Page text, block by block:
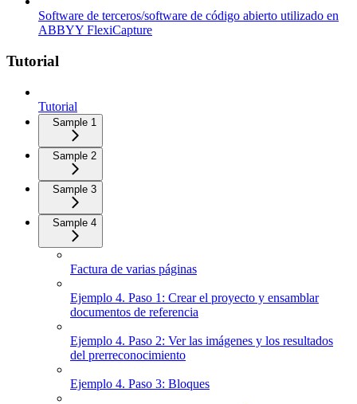
Software de terceros/software de código abierto utilizado en
ABBYY FlexiCapture
Tutorial
Tutorial
Sample 1
Sample 2
Sample 3
Sample 4
Factura de varias páginas
Ejemplo 4. Paso 1: Crear el proyecto y ensamblar
documentos de referencia
Ejemplo 4. Paso 2: Ver las imágenes y los resultados
del prerreconocimiento
Ejemplo 4. Paso 3: Bloques